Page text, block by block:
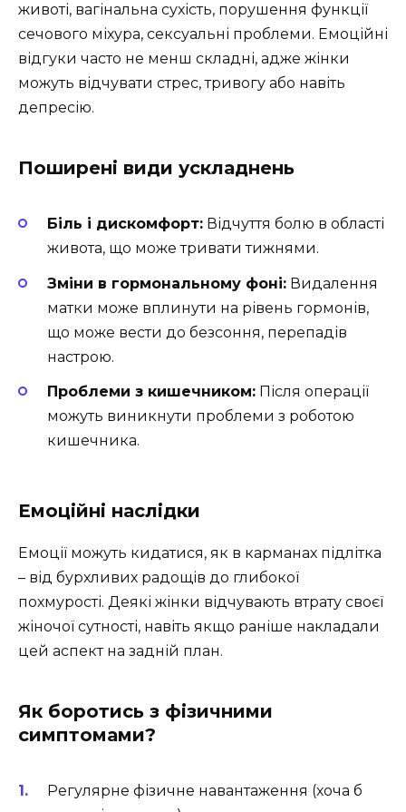
животі, вагінальна сухість, порушення функції
сечового міхура, сексуальні проблеми. Емоційні
відгуки часто не менш складні, адже жінки
можуть відчувати стрес, тривогу або навіть
депресію.
Поширені види ускладнень
Біль і дискомфорт: Відчуття болю в області
живота, що може тривати тижнями.
Зміни в гормональному фоні: Видалення
матки може вплинути на рівень гормонів,
що може вести до безсоння, перепадів
настрою.
Проблеми з кишечником: Після операції
можуть виникнути проблеми з роботою
кишечника.
Емоційні наслідки
Емоції можуть кидатися, як в карманах підлітка
– від бурхливих радощів до глибокої
похмурості. Деякі жінки відчувають втрату своєї
жіночої сутності, навіть якщо раніше накладали
цей аспект на задній план.
Як боротись з фізичними
симптомами?
Регулярне фізичне навантаження (хоча б